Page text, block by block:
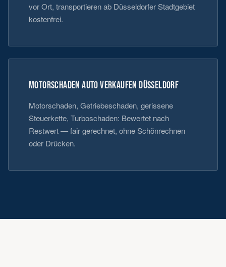
vor Ort, transportieren ab Düsseldorfer Stadtgebiet
kostenfrei.
MOTORSCHADEN AUTO VERKAUFEN DÜSSELDORF
Motorschaden, Getriebeschaden, gerissene
Steuerkette, Turboschaden: Bewertet nach
Restwert — fair gerechnet, ohne Schönrechnen
oder Drücken.